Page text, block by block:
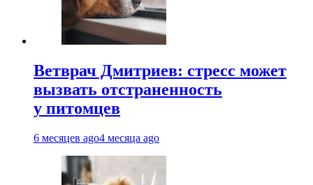
Ветврач Дмитриев: стресс может
вызвать отстраненность
у питомцев
6 месяцев ago4 месяца ago